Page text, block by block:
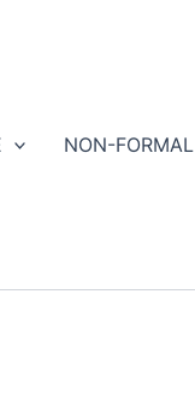
NON-FORMAL